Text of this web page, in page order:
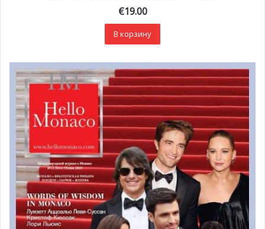
€19.00
В корзину